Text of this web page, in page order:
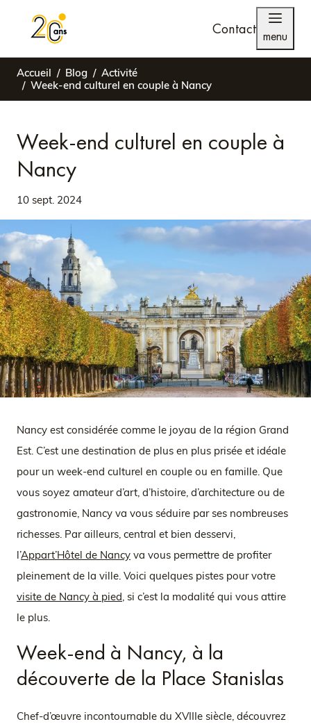
Contact menu
Accueil Blog
Activité
Week-end culturel en couple à Nancy
Week-end culturel en couple à
Nancy
10 sept. 2024
Nancy est considérée comme le joyau de la région Grand
Est. C’est une destination de plus en plus prisée et idéale
pour un week-end culturel en couple ou en famille. Que
vous soyez amateur d’art, d’histoire, d’architecture ou de
gastronomie, Nancy va vous séduire par ses nombreuses
richesses. Par ailleurs, central et bien desservi,
l’Appart’Hôtel de Nancy va vous permettre de profiter
pleinement de la ville. Voici quelques pistes pour votre
visite de Nancy à pied, si c’est la modalité qui vous attire
le plus.
Week-end à Nancy, à la
découverte de la Place Stanislas
Chef-d’œuvre incontournable du XVIIIe siècle, découvrez